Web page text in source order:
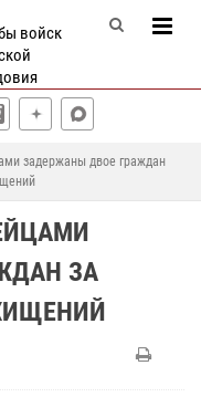
войск
задержаны двое граждан
ЗА